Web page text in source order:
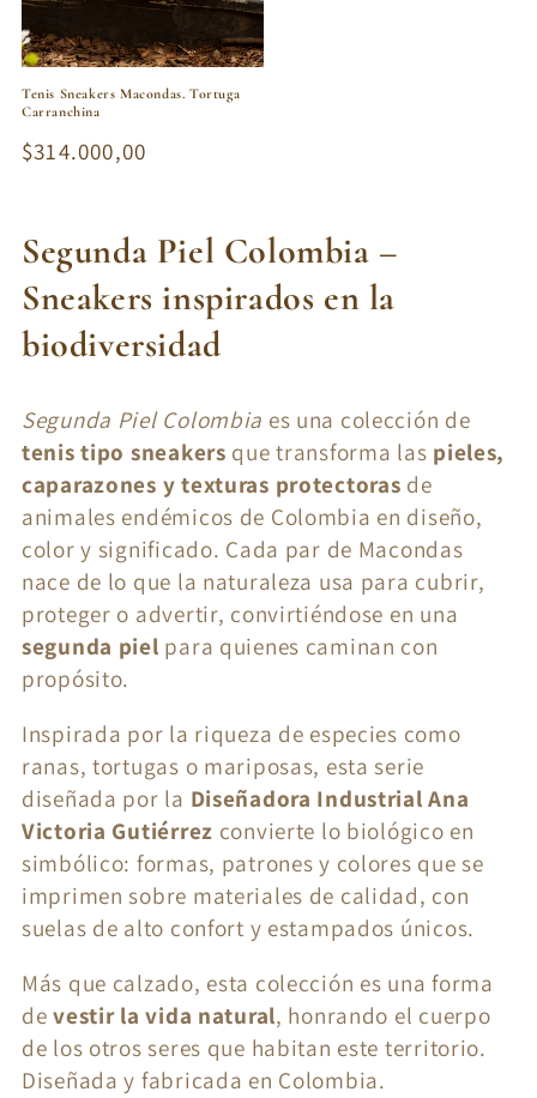
Tenis Sneakers Macondas. Tortuga
Carranchina
Precio
$314.000,00
C
o
l
c
c
i
ó
n
:
Segunda Piel Colombia –
Sneakers inspirados en la
biodiversidad
Segunda Piel Colombia es una colección de
tenis tipo sneakers que transforma las pieles,
caparazones y texturas protectoras de
animales endémicos de Colombia en diseño,
color y significado. Cada par de Macondas
nace de lo que la naturaleza usa para cubrir,
proteger o advertir, convirtiéndose en una
segunda piel para quienes caminan con
propósito.
Inspirada por la riqueza de especies como
ranas, tortugas o mariposas, esta serie
diseñada por la Diseñadora Industrial Ana
Victoria Gutiérrez convierte lo biológico en
simbólico: formas, patrones y colores que se
imprimen sobre materiales de calidad, con
suelas de alto confort y estampados únicos.
Más que calzado, esta colección es una forma
devestir la vida natural, honrando el cuerpo
de los otros seres que habitan este territorio.
Diseñada y fabricada en Colombia.